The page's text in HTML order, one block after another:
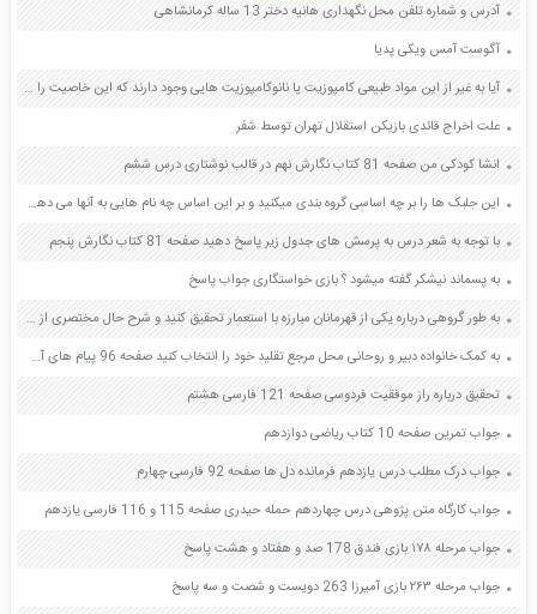
آدرس و شماره تلفن محل نگهداری هانیه دختر 13 ساله کرمانشاهی
آگوست آمس ویکی پدیا
آیا به غیر از این مواد طبیعی کامپوزیت یا نانوکامپوزیت هایی وجود دارند که این خاصیت را داشته باشند کدام ذرات و ماده پایه این خواص را دارند صفحه 81 کاربرد فناوری های نوین یازدهم
علت اخراج قائدی بازیکن استقلال تهران توسط شفر
انشا کودکی من صفحه 81 کتاب نگارش نهم در قالب نوشتاری درس ششم
این جلبک ها را بر چه اساسی گروه بندی میکنید و بر این اساس چه نام هایی به آنها می دهید صفحه 119 علوم نهم
با توجه به شعر درس به پرسش های جدول زیر پاسخ دهید صفحه 81 کتاب نگارش پنجم
به پسماند نیشکر گفته میشود ؟ بازی خواستگاری جواب پاسخ
به طور گروهی درباره یکی از قهرمانان مبارزه با استعمار تحقیق کنید و شرح حال مختصری از کار های او را بنویسید صفحه 114 کتاب مطالعات اجتماعی ششم دبستان
به کمک خانواده دبیر و روحانی محل مرجع تقلید خود را انتخاب کنید صفحه 96 پیام های آسمان هفتم
تحقیق درباره راز موفقیت فردوسی صفحه 121 فارسی هشتم
جواب تمرین صفحه 10 کتاب ریاضی دوازدهم
جواب درک مطلب درس یازدهم فرمانده دل ها صفحه 92 فارسی چهارم
جواب کارگاه متن پژوهی درس چهاردهم حمله حیدری صفحه 115 و 116 فارسی یازدهم
جواب مرحله ۱۷۸ بازی فندق 178 صد و هفتاد و هشت پاسخ
جواب مرحله ۲۶۳ بازی آمیرزا 263 دویست و شصت و سه پاسخ